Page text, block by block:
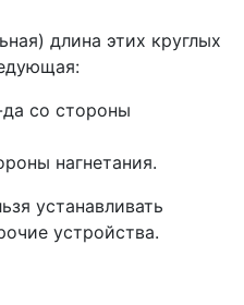
длина этих круглых
со стороны
нагнетания.
устанавливать
устройства.